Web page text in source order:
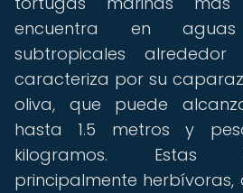
encuentra en
subtropicales
caracteriza por su
oliva, que puede
hasta 1.5 metros y
kilogramos. Estas
principalmente